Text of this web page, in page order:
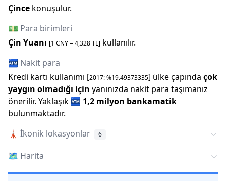
Çince konuşulur.
💵 Para birimleri
Çin Yuanı [1 CNY=4,328TL] kullanılır.
🏧 Nakit para
Kredi kartı kullanımı [2017: %19.49373335] ülke çapında çok
yaygın olmadığı için yanınızda nakit para taşımanız
önerilir. Yaklaşık 🏧 1,2 milyon bankamatik
bulunmaktadır.
🗼 İkonik lokasyonlar 6
🗺️ Harita